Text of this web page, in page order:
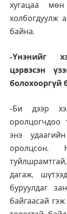
хугацаа
холбогдуулж
байна.
-Үнэнийг
цэрвэсэн
болохооргүй
-Би дээр
оролцогчдоо
энэ
оролцсон.
дагаж,
буруулдаг
байгаасай